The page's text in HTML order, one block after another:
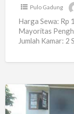
Sawit
Jakarta
Timur
Pulo Gadung
Harga Sewa: Rp
Mayoritas
Jumlah Kamar: 2
Kost